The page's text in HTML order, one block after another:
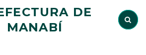
DE
MANABÍ